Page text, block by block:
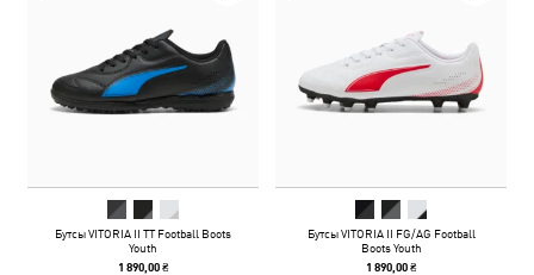
Бутсы VITORIA II TT Football Boots
Youth
1 890,00 ₴
Бутсы VITORIA II FG/AG Football
Boots Youth
1 890,00 ₴